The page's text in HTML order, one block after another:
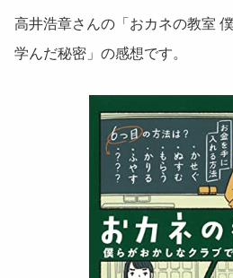
高井浩章さんの「おカネの教室
学んだ秘密」の感想です。